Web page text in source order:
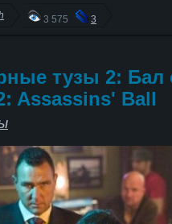
3 575 3
тузы 2: Бал
Assassins' Ball